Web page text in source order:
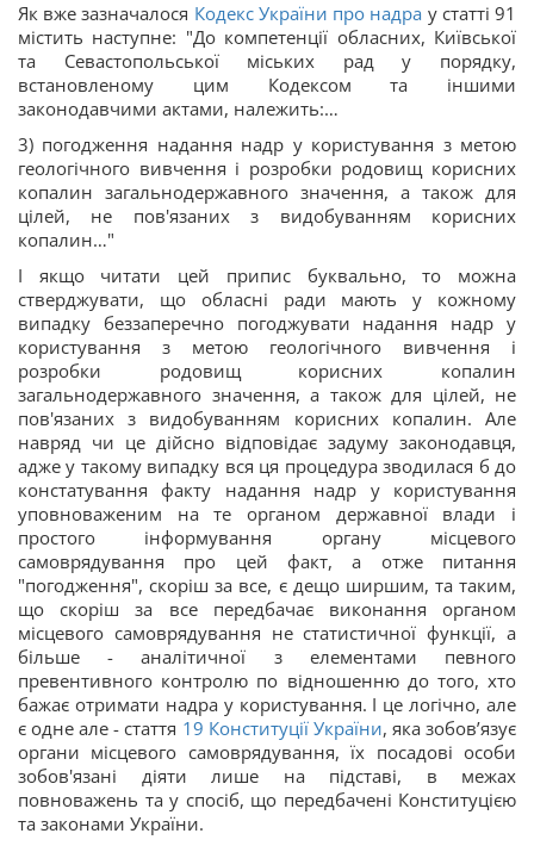
Як вже зазначалося Кодекс України про надра у статті 91
містить наступне: "До компетенції обласних, Київської
та Севастопольської міських рад у порядку,
встановленому цим Кодексом та іншими
законодавчими актами, належить:…
3) погодження надання надр у користування з метою
геологічного вивчення і розробки родовищ корисних
копалин загальнодержавного значення, а також для
цілей, не пов'язаних з видобуванням корисних
копалин…"
І якщо читати цей припис буквально, то можна
стверджувати, що обласні ради мають у кожному
випадку беззаперечно погоджувати надання надр у
користування з метою геологічного вивчення і
розробки родовищ корисних копалин
загальнодержавного значення, а також для цілей, не
пов'язаних з видобуванням корисних копалин. Але
навряд чи це дійсно відповідає задуму законодавця,
адже у такому випадку вся ця процедура зводилася б до
констатування факту надання надр у користування
уповноваженим на те органом державної влади і
простого інформування органу місцевого
самоврядування про цей факт, а отже питання
"погодження", скоріш за все, є дещо ширшим, та таким,
що скоріш за все передбачає виконання органом
місцевого самоврядування не статистичної функції, а
більше - аналітичної з елементами певного
превентивного контролю по відношенню до того, хто
бажає отримати надра у користування. І це логічно, але
є одне але - стаття 19 Конституції України, яка зобов’язує
органи місцевого самоврядування, їх посадові особи
зобов'язані діяти лише на підставі, в межах
повноважень та у спосіб, що передбачені Конституцією
та законами України.